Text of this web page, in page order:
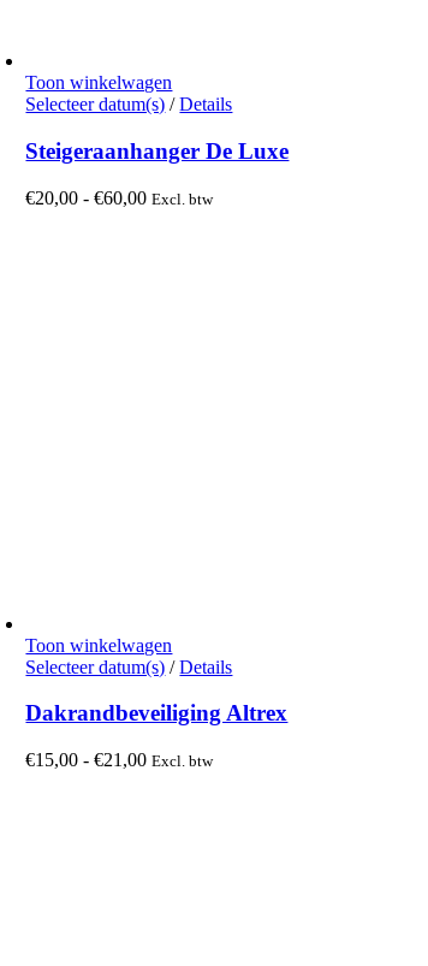
Toon winkelwagen
Selecteer datum(s) Dit
heeft
meerdere
variaties.
Deze
/ Details
Steigeraanhanger De Luxe
€20,00 - €60,00Prijsklasse:
Excl. btw
Toon winkelwagen
Selecteer datum(s) Dit
heeft
meerdere
variaties.
/ Details
Dakrandbeveiliging Altrex
€15,00 - €21,00Prijsklasse:
Excl. btw